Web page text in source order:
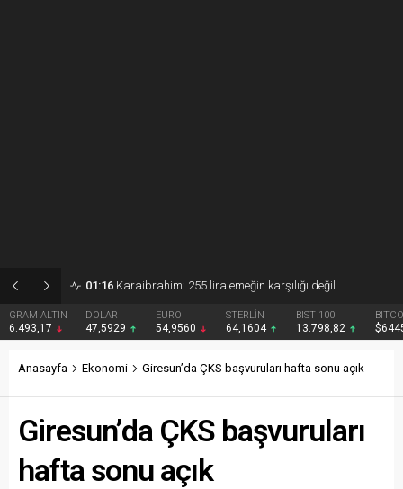
01:15 Gezmiş: 250 liralık fındık fiyatı emeği yok saydı
DOLAR
47,5929
EURO
54,9560
STERLİN
64,1604
BIST 100
13.798,82
BITCOIN
$64451
Anasayfa Ekonomi Giresun’da ÇKS başvuruları hafta sonu açık
Giresun’da ÇKS başvuruları
hafta sonu açık